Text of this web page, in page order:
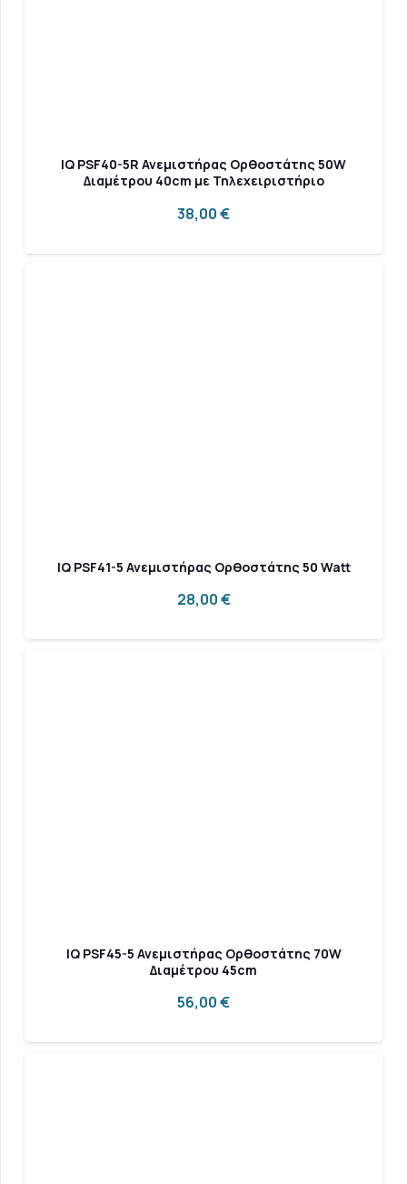
IQ PSF40-5R Ανεμιστήρας Ορθοστάτης 50W
Διαμέτρου 40cm με Τηλεχειριστήριο
38,00€
IQ PSF41-5 Ανεμιστήρας Ορθοστάτης 50 Watt
28,00€
IQ PSF45-5 Ανεμιστήρας Ορθοστάτης 70W
Διαμέτρου 45cm
56,00€